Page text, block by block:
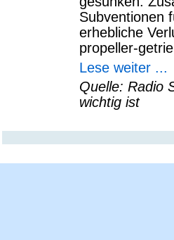
Subventionen
erhebliche
propeller-
Lese weiter ...
Quelle: Radio
wichtig ist